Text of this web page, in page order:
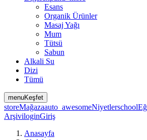
Esans
Organik Ürünler
Masaj Yağı
Mum
Tütsü
Sabun
Alkali Su
Dizi
Tümü
menuKeşfet
storeMağazaauto_awesomeNiyetlerschool
ArşiviloginGiriş
Anasayfa